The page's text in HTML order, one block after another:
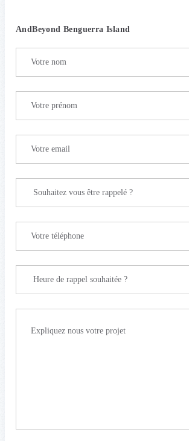
AndBeyond Benguerra Island